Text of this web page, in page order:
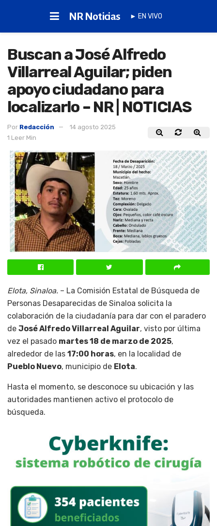
NR Noticias ► EN VIVO
Buscan a José Alfredo
Villarreal Aguilar; piden
apoyo ciudadano para
localizarlo – NR | NOTICIAS
Por Redacción
14 agosto 2025
1 Leer Min
Elota, Sinaloa. – La Comisión Estatal de Búsqueda de
Personas Desaparecidas de Sinaloa solicita la
colaboración de la ciudadanía para dar con el paradero
de José Alfredo Villarreal Aguilar, visto por última
vez el pasado martes 18 de marzo de 2025,
alrededor de las 17:00 horas, en la localidad de
Pueblo Nuevo, municipio de Elota.
Hasta el momento, se desconoce su ubicación y las
autoridades mantienen activo el protocolo de
búsqueda.